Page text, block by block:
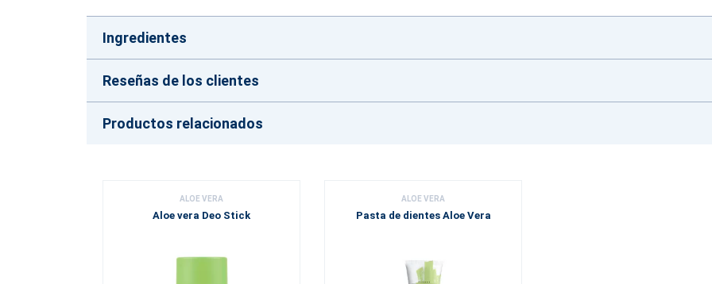
Ingredientes
Reseñas de los clientes
Productos relacionados
ALOE VERA
Aloe vera Deo Stick
ALOE VERA
Pasta de dientes Aloe Vera